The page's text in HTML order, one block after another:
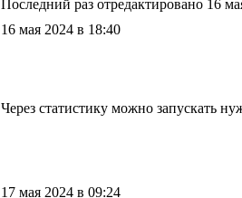
Последний раз отредактировано 16
16 мая 2024 в 18:40
Через статистику можно запускать
17 мая 2024 в 09:24